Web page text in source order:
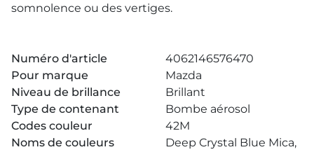
somnolence ou des vertiges.
Numéro d'article
4062146576470
Pour marque
Mazda
Niveau de brillance
Brillant
Type de contenant
Bombe aérosol
Codes couleur
42M
Noms de couleurs
Deep Crystal Blue Mica,